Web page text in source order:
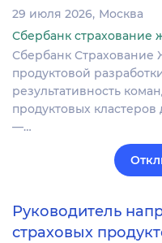
29 июля 2026 Москва
Сбербанк страхование
Сбербанк Страхование
продуктовой
результативность
продуктовых
—…
Руководитель
страховых